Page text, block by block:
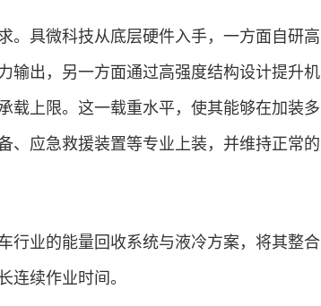
。具微科技从底层硬件入手，一方面自研高
输出，另一方面通过高强度结构设计提升机
载上限。这一载重水平，使其能够在加装多
、应急救援装置等专业上装，并维持正常的
行业的能量回收系统与液冷方案，将其整合
连续作业时间。